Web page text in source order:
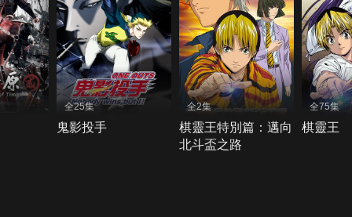
全25集
鬼影投手
全2集
棋靈王特別篇：邁向
北斗盃之路
全75集
棋靈王